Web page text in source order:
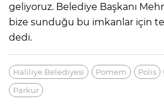
geliyoruz. Belediye Başkanı
bize sunduğu bu imkanlar için
dedi.
Haliliye Belediyesi Pomem Polis
Parkur